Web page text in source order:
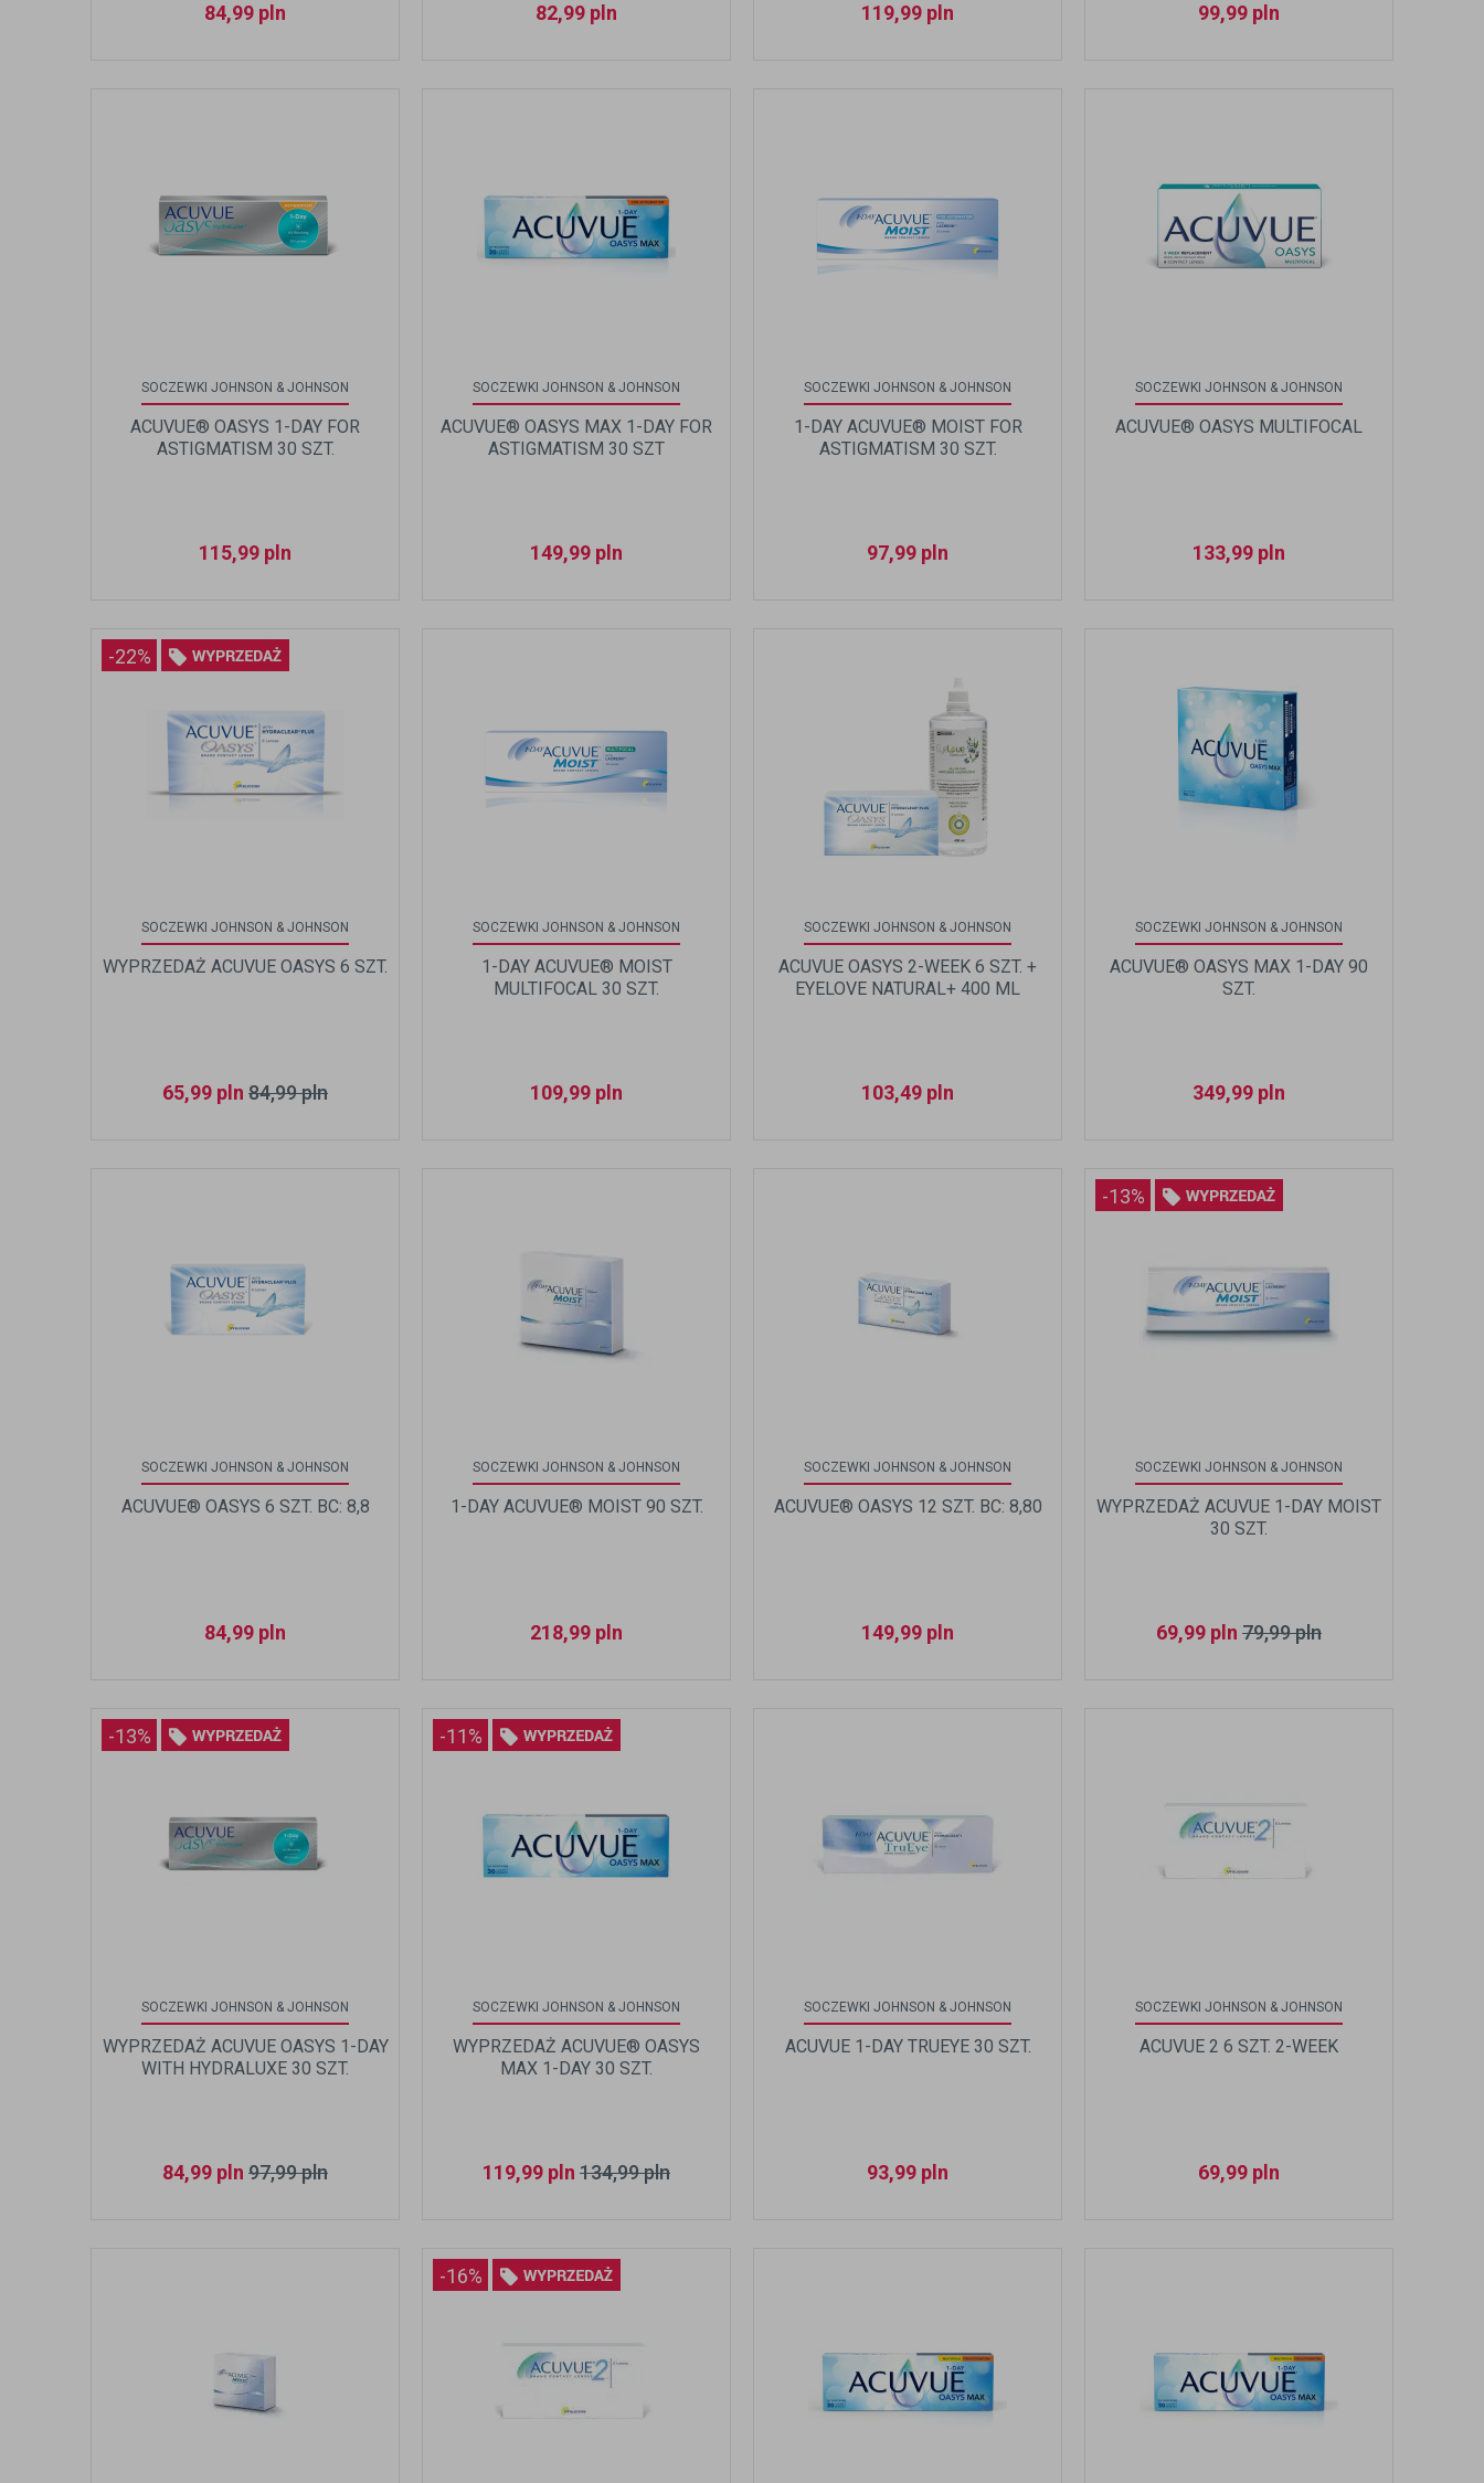
84,99 pln 82,99 pln 119,99 pln 99,99 pln
SOCZEWKI JOHNSON & JOHNSON
ACUVUE® OASYS 1-DAY FOR
ASTIGMATISM 30 SZT.
115,99 pln
SOCZEWKI JOHNSON & JOHNSON
ACUVUE® OASYS MAX 1-DAY FOR
ASTIGMATISM 30 SZT
149,99 pln
SOCZEWKI JOHNSON & JOHNSON
1-DAY ACUVUE® MOIST FOR
ASTIGMATISM 30 SZT.
97,99 pln
SOCZEWKI JOHNSON & JOHNSON
ACUVUE® OASYS MULTIFOCAL
133,99 pln
-22%
SOCZEWKI JOHNSON & JOHNSON
WYPRZEDAŻ ACUVUE OASYS 6 SZT.
65,99 pln 84,99pln
SOCZEWKI JOHNSON & JOHNSON
1-DAY ACUVUE® MOIST
MULTIFOCAL 30 SZT.
109,99 pln
SOCZEWKI JOHNSON & JOHNSON
ACUVUE OASYS 2-WEEK 6 SZT. +
EYELOVE NATURAL+ 400 ML
103,49 pln
SOCZEWKI JOHNSON & JOHNSON
ACUVUE® OASYS MAX 1-DAY 90
SZT.
349,99 pln
SOCZEWKI JOHNSON & JOHNSON
ACUVUE® OASYS 6 SZT. BC: 8,8
84,99 pln
SOCZEWKI JOHNSON & JOHNSON
1-DAY ACUVUE® MOIST 90 SZT.
218,99 pln
SOCZEWKI JOHNSON & JOHNSON
ACUVUE® OASYS 12 SZT. BC: 8,80
149,99 pln
-13%
SOCZEWKI JOHNSON & JOHNSON
WYPRZEDAŻ ACUVUE 1-DAY MOIST
30 SZT.
69,99 pln 79,99pln
-13%
SOCZEWKI JOHNSON & JOHNSON
WYPRZEDAŻ ACUVUE OASYS 1-DAY
WITH HYDRALUXE 30 SZT.
84,99 pln 97,99pln
-11%
SOCZEWKI JOHNSON & JOHNSON
WYPRZEDAŻ ACUVUE® OASYS
MAX 1-DAY 30 SZT.
119,99 pln 134,99pln
SOCZEWKI JOHNSON & JOHNSON
ACUVUE 1-DAY TRUEYE 30 SZT.
93,99 pln
SOCZEWKI JOHNSON & JOHNSON
ACUVUE 2 6 SZT. 2-WEEK
69,99 pln
-16%